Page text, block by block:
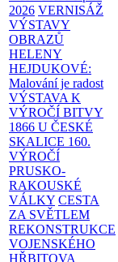
2026 VERNISÁŽ
VÝSTAVY
OBRAZŮ
HELENY
HEJDUKOVÉ:
Malování je radost
VÝSTAVA K
VÝROČÍ BITVY
1866 U ČESKÉ
SKALICE 160.
VÝROČÍ
PRUSKO-
RAKOUSKÉ
VÁLKY CESTA
ZA SVĚTLEM
REKONSTRUKCE
VOJENSKÉHO
HŘBITOVA